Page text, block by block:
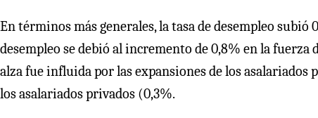
En términos más generales, la tasa de desempleo subió
desempleo se debió al incremento de 0,8% en la
alza fue influida por las expansiones de los
los asalariados privados (0,3%.